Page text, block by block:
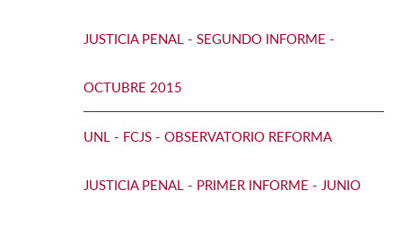
JUSTICIA PENAL - SEGUNDO INFORME -
OCTUBRE 2015
UNL - FCJS - OBSERVATORIO REFORMA
JUSTICIA PENAL - PRIMER INFORME - JUNIO